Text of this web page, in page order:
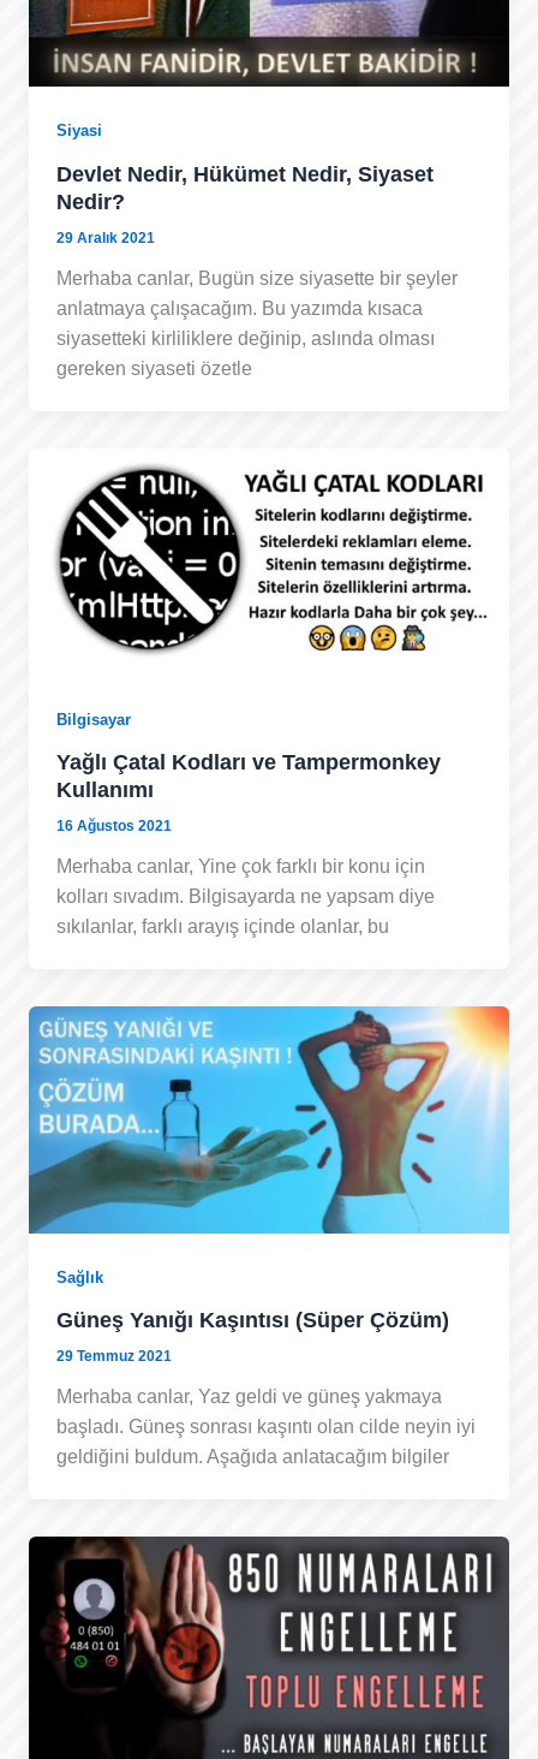
Siyasi
Devlet Nedir, Hükümet Nedir, Siyaset
Nedir?
29 Aralık 2021
Merhaba canlar, Bugün size siyasette bir şeyler
anlatmaya çalışacağım. Bu yazımda kısaca
siyasetteki kirliliklere değinip, aslında olması
gereken siyaseti özetle
Bilgisayar
Yağlı Çatal Kodları ve Tampermonkey
Kullanımı
16 Ağustos 2021
Merhaba canlar, Yine çok farklı bir konu için
kolları sıvadım. Bilgisayarda ne yapsam diye
sıkılanlar, farklı arayış içinde olanlar, bu
Sağlık
Güneş Yanığı Kaşıntısı (Süper Çözüm)
29 Temmuz 2021
Merhaba canlar, Yaz geldi ve güneş yakmaya
başladı. Güneş sonrası kaşıntı olan cilde neyin iyi
geldiğini buldum. Aşağıda anlatacağım bilgiler